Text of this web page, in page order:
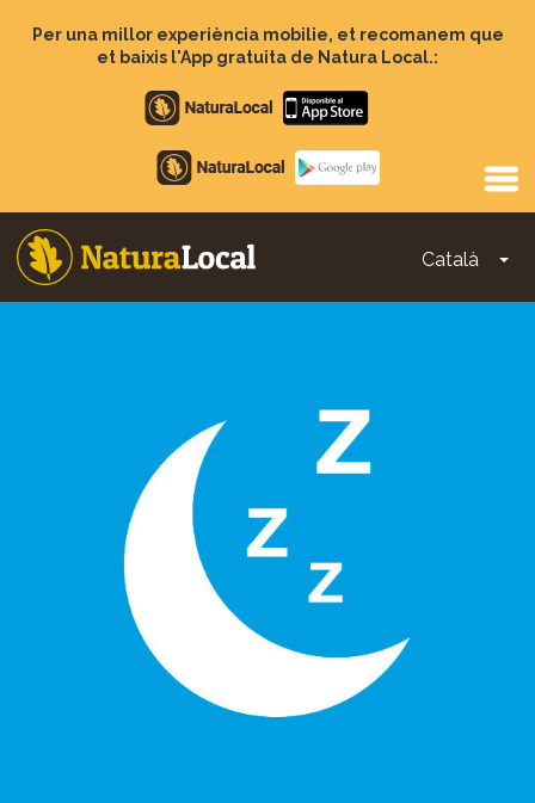
Per una millor experiència mobilie, et recomanem que
et baixis l'App gratuita de Natura Local.:
Apple
store
Google
Play
Català
Main